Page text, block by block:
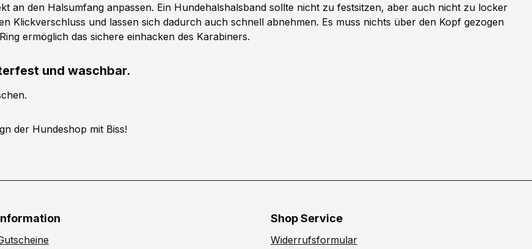
an den Halsumfang anpassen. Ein Hundehalshalsband sollte nicht zu festsitzen, aber auch nicht zu locker
Klickverschluss und lassen sich dadurch auch schnell abnehmen. Es muss nichts über den Kopf gezogen
ermöglich das sichere einhacken des Karabiners.
und waschbar.
der Hundeshop mit Biss!
Shop Service
Widerrufsformular